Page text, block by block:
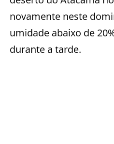
novamente neste
umidade abaixo de
durante a tarde.